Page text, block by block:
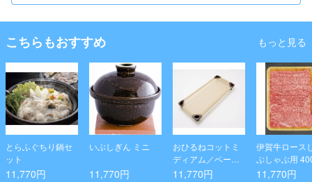
こちらもおすすめ もっと見る
とらふぐちり鍋セ
ット
11,770円
いぶしぎん ミニ
11,770円
おひるねコットミ
ディアム／ベージ
ュ
11,770円
伊賀牛ロース
ぶしゃぶ用
11,770円